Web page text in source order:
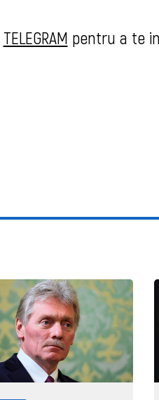
TELEGRAM pentru a te